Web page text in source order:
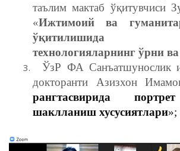
таълим мактаб ўқитувчиси
«Ижтимоий ва
ўқитилишида
технологияларнинг ўрни
ЎзР ФА Санъатшунослик
докторанти Азизхон
рангтасвирида
шаклланиш хусусиятлари»;